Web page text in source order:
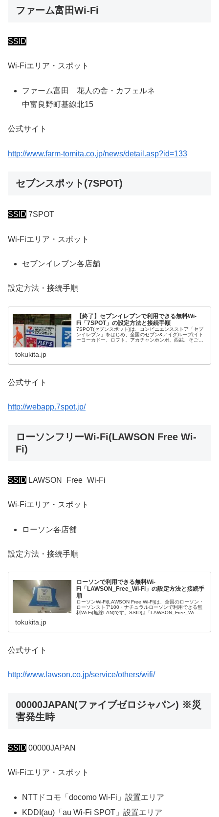
ファーム富田Wi-Fi
SSID
Wi-Fiエリア・スポット
ファーム富田 花人の舎・カフェルネ
中富良野町基線北15
公式サイト
http://www.farm-tomita.co.jp/news/detail.asp?id=133
セブンスポット(7SPOT)
SSID 7SPOT
Wi-Fiエリア・スポット
セブンイレブン各店舗
設定方法・接続手順
【終了】セブンイレブンで利用できる無料Wi-
Fi「7SPOT」の設定方法と接続手順
7SPOT(セブンスポット)は、コンビニエンスストア「セブ
ンイレブン」をはじめ、全国のセブン&アイグループ(イト
ーヨーカドー、ロフト、アカチャンホンポ、西武、そご
tokukita.jp
公式サイト
http://webapp.7spot.jp/
ローソンフリーWi-Fi(LAWSON Free Wi-
Fi)
SSID LAWSON_Free_Wi-Fi
Wi-Fiエリア・スポット
ローソン各店舗
設定方法・接続手順
ローソンで利用できる無料Wi-
Fi「LAWSON_Free_Wi-Fi」の設定方法と接続手
順
ローソンWi-Fi(LAWSON Free Wi-Fi)は、全国のローソン・
ローソンストア100・ナチュラルローソンで利用できる無
料Wi-Fi(無線LAN)です。SSIDは「LAWSON_Free_Wi-
tokukita.jp
公式サイト
http://www.lawson.co.jp/service/others/wifi/
00000JAPAN(ファイブゼロジャパン) ※災
害発生時
SSID 00000JAPAN
Wi-Fiエリア・スポット
NTTドコモ「docomo Wi-Fi」設置エリア
KDDI(au)「au Wi-Fi SPOT」設置エリア